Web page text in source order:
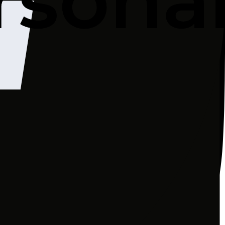
działalności reklamowej i rozliczanie
trzecie.
bądź osobom trzecim, które zgłoszą
przepisami – podmiotom